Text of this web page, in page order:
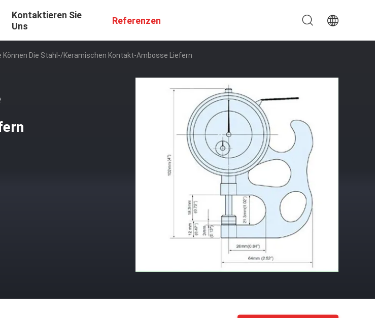
Kontaktieren Sie
Uns
Referenzen
Die Stahl-/keramischen Kontakt-Ambosse Liefern